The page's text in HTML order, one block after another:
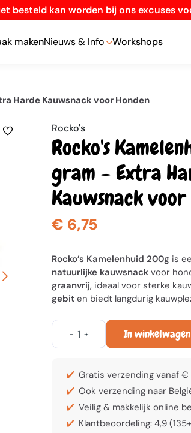
besteld kan worden bij ons excuses
makenNieuws & Info Workshops
Harde Kauwsnack voor Honden
Rocko's
Rocko's
gram – Extra
Kauwsnack voor
€ 6,75
Rocko’s Kamelenhuid 200g is
natuurlijke kauwsnack voor
graanvrij, ideaal voor sterke
gebit en biedt langdurig
- + In winkelwagen
Gratis verzending vanaf €
Ook verzending naar
Veilig & makkelijk online
Klantbeoordeling: 4,9